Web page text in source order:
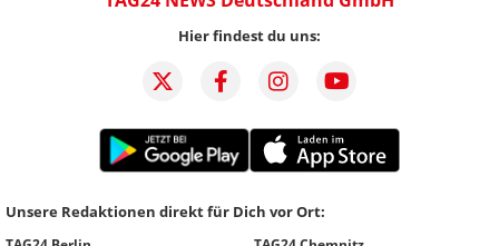
Hier findest du uns:
Unsere Redaktionen direkt für Dich vor Ort: